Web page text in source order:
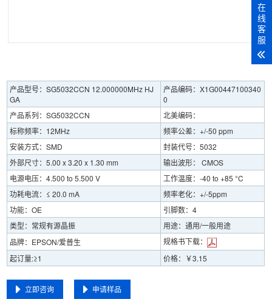
产品型号：SG5032CCN 12.000000MHz HJ
GA
产品编码：X1G00447100340
0
产品系列：SG5032CCN
北美编码：
标称频率：12MHz
频率公差：+/-50 ppm
安装方式：SMD
封装代号：5032
外部尺寸：5.00 x 3.20 x 1.30 mm
输出波形： CMOS
电源电压：4.500 to 5.500 V
工作温度：-40 to +85 °C
功耗电流：≤ 20.0 mA
频率老化：+/-5ppm
功能：OE
引脚数：4
类型：常规有源晶振
用途：通用/一般用途
品牌：EPSON/爱普生
规格书下载：
起订量:≥1
价格：￥3.15
立即咨询 申请样品
在
线
客
服